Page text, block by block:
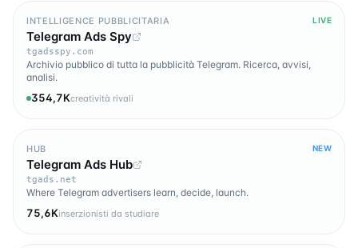
INTELLIGENCE PUBBLICITARIA LIVE
Telegram Ads Spy
tgadsspy.com
Archivio pubblico di tutta la pubblicità Telegram. Ricerca, avvisi,
analisi.
354,7Kcreatività rivali
HUB NEW
Telegram Ads Hub
tgads.net
Where Telegram advertisers learn, decide, launch.
75,6Kinserzionisti da studiare